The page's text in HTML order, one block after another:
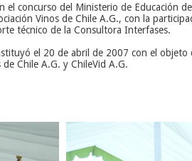
el concurso del Ministerio de Educación
Vinos de Chile A.G., con la
técnico de la Consultora Interfases.
el 20 de abril de 2007 con el
Chile A.G. y ChileVid A.G.